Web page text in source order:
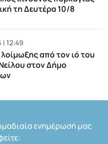
τη Δευτέρα 10/8
| 12:49
από τον ιό του
στον Δήμο
ενημέρωσή μας